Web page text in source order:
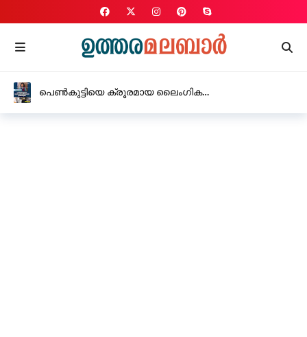
പെൺകുട്ടിയെ ക്രൂരമായ ലൈംഗിക